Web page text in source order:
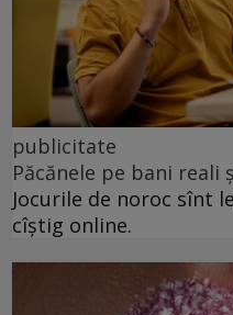
publicitate
Păcănele pe bani reali
Jocurile de noroc sînt
cîștig online.